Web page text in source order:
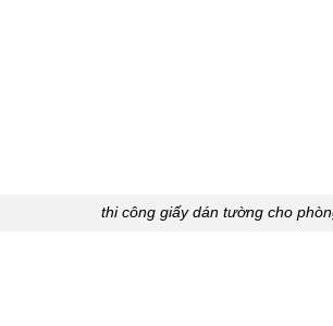
thi công giấy dán tường cho